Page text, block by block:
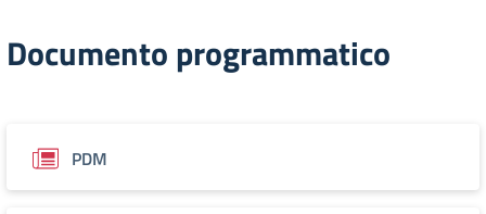
Documento programmatico
PDM